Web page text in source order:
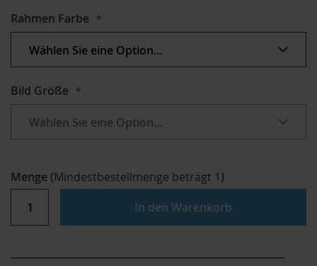
Rahmen Farbe
Bild Größe
Menge (Mindestbestellmenge beträgt 1)
In den Warenkorb